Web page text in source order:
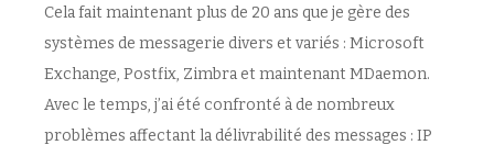
Cela fait maintenant plus de 20 ans que je gère des
systèmes de messagerie divers et variés : Microsoft
Exchange, Postfix, Zimbra et maintenant MDaemon.
Avec le temps, j’ai été confronté à de nombreux
problèmes affectant la délivrabilité des messages : IP